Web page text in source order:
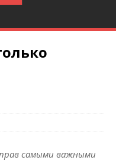
самыми важными